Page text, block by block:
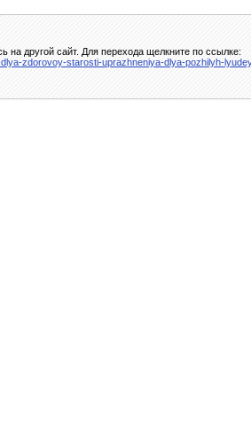
на другой сайт. Для перехода щелкните по ссылке:
zdorovoy-starosti-uprazhneniya-dlya-pozhilyh-